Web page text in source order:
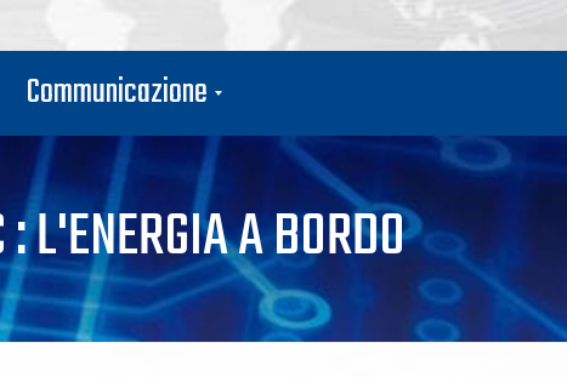
Communicazione
L'ENERGIA A BORDO